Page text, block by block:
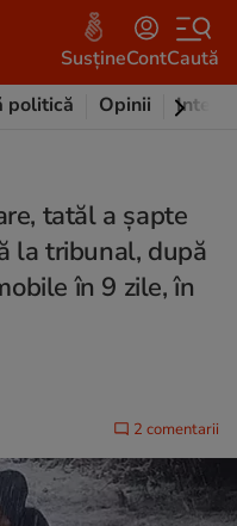
SusțineContCaută
politică Opinii
tatăl a șapte
la tribunal, după
în 9 zile, în
2 comentarii